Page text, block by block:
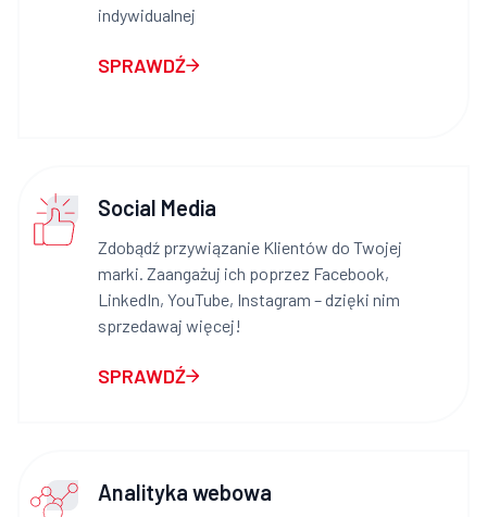
indywidualnej
SPRAWDŹ
Social Media
Zdobądź przywiązanie Klientów do Twojej
marki. Zaangażuj ich poprzez Facebook,
LinkedIn, YouTube, Instagram – dzięki nim
sprzedawaj więcej!
SPRAWDŹ
Analityka webowa